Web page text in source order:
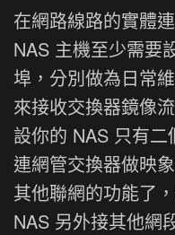
在網路線路的實體
NAS 主機至少需要
埠，分別做為日常
來接收交換器鏡像
設你的 NAS 只有
連網管交換器做映
其他聯網的功能了
NAS 另外接其他網